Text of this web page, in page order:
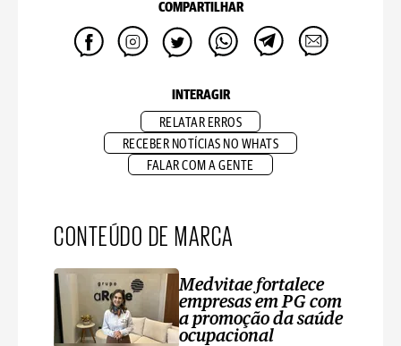
COMPARTILHAR
INTERAGIR
RELATAR ERROS
RECEBER NOTÍCIAS NO WHATS
FALAR COM A GENTE
CONTEÚDO DE MARCA
Medvitae fortalece
empresas em PG com
a promoção da saúde
ocupacional